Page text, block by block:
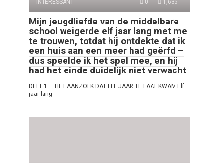
INTERESSANT 0 1,635
Mijn jeugdliefde van de middelbare
school weigerde elf jaar lang met me
te trouwen, totdat hij ontdekte dat ik
een huis aan een meer had geërfd –
dus speelde ik het spel mee, en hij
had het einde duidelijk niet verwacht
DEEL 1 — HET AANZOEK DAT ELF JAAR TE LAAT KWAM Elf
jaar lang